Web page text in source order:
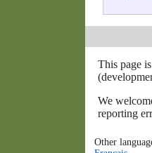
This page
We
reporting
Other